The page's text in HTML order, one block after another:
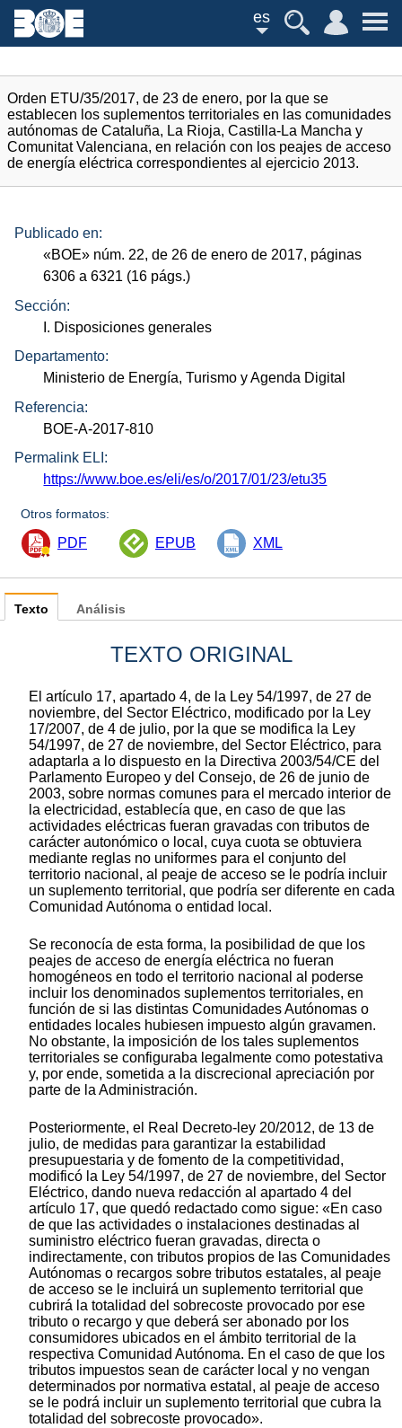
es
Orden ETU/35/2017, de 23 de enero, por la que se
establecen los suplementos territoriales en las comunidades
autónomas de Cataluña, La Rioja, Castilla-La Mancha y
Comunitat Valenciana, en relación con los peajes de acceso
de energía eléctrica correspondientes al ejercicio 2013.
Publicado en:
«BOE» núm. 22, de 26 de enero de 2017, páginas
6306 a 6321 (16 págs.)
Sección:
I. Disposiciones generales
Departamento:
Ministerio de Energía, Turismo y Agenda Digital
Referencia:
BOE-A-2017-810
Permalink ELI:
https://www.boe.es/eli/es/o/2017/01/23/etu35
Otros formatos:
PDF EPUB XML
Texto
TEXTO ORIGINAL
El artículo 17, apartado 4, de la Ley 54/1997, de 27 de
noviembre, del Sector Eléctrico, modificado por la Ley
17/2007, de 4 de julio, por la que se modifica la Ley
54/1997, de 27 de noviembre, del Sector Eléctrico, para
adaptarla a lo dispuesto en la Directiva 2003/54/CE del
Parlamento Europeo y del Consejo, de 26 de junio de
2003, sobre normas comunes para el mercado interior de
la electricidad, establecía que, en caso de que las
actividades eléctricas fueran gravadas con tributos de
carácter autonómico o local, cuya cuota se obtuviera
mediante reglas no uniformes para el conjunto del
territorio nacional, al peaje de acceso se le podría incluir
un suplemento territorial, que podría ser diferente en cada
Comunidad Autónoma o entidad local.
Se reconocía de esta forma, la posibilidad de que los
peajes de acceso de energía eléctrica no fueran
homogéneos en todo el territorio nacional al poderse
incluir los denominados suplementos territoriales, en
función de si las distintas Comunidades Autónomas o
entidades locales hubiesen impuesto algún gravamen.
No obstante, la imposición de los tales suplementos
territoriales se configuraba legalmente como potestativa
y, por ende, sometida a la discrecional apreciación por
parte de la Administración.
Posteriormente, el Real Decreto-ley 20/2012, de 13 de
julio, de medidas para garantizar la estabilidad
presupuestaria y de fomento de la competitividad,
modificó la Ley 54/1997, de 27 de noviembre, del Sector
Eléctrico, dando nueva redacción al apartado 4 del
artículo 17, que quedó redactado como sigue: «En caso
de que las actividades o instalaciones destinadas al
suministro eléctrico fueran gravadas, directa o
indirectamente, con tributos propios de las Comunidades
Autónomas o recargos sobre tributos estatales, al peaje
de acceso se le incluirá un suplemento territorial que
cubrirá la totalidad del sobrecoste provocado por ese
tributo o recargo y que deberá ser abonado por los
consumidores ubicados en el ámbito territorial de la
respectiva Comunidad Autónoma. En el caso de que los
tributos impuestos sean de carácter local y no vengan
determinados por normativa estatal, al peaje de acceso
se le podrá incluir un suplemento territorial que cubra la
totalidad del sobrecoste provocado».
Análisis